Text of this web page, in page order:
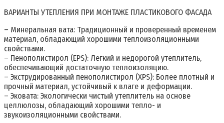
ВАРИАНТЫ УТЕПЛЕНИЯ ПРИ МОНТАЖЕ ПЛАСТИКОВОГО ФАСАДА
– Минеральная вата: Традиционный и проверенный временем
материал, обладающий хорошими теплоизоляционными
свойствами.
– Пенополистирол (EPS): Легкий и недорогой утеплитель,
обеспечивающий достаточную теплоизоляцию.
– Экструдированный пенополистирол (XPS): Более плотный и
прочный материал, устойчивый к влаге и деформации.
– Эковата: Экологически чистый утеплитель на основе
целлюлозы, обладающий хорошими тепло- и
звукоизоляционными свойствами.